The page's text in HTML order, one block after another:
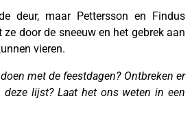
deur, maar Pettersson en Findus
door de sneeuw en het gebrek aan
vieren.
met de feestdagen? Ontbreken er
lijst? Laat het ons weten in een